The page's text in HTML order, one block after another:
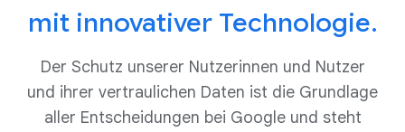
mit innovativer Technologie.
Der Schutz unserer Nutzerinnen und Nutzer
und ihrer vertraulichen Daten ist die Grundlage
aller Entscheidungen bei Google und steht